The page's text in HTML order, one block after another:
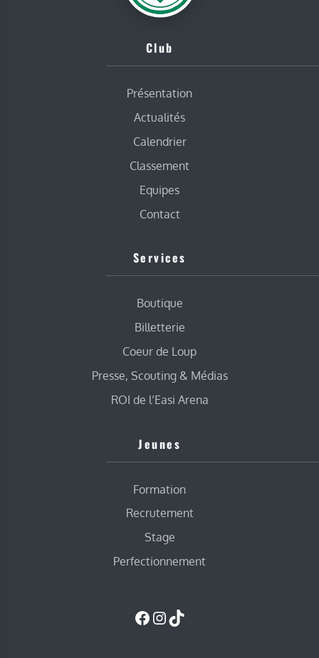
Club
Présentation
Actualités
Calendrier
Classement
Equipes
Contact
Services
Boutique
Billetterie
Coeur de Loup
Presse, Scouting & Médias
ROI de l’Easi Arena
Jeunes
Formation
Recrutement
Stage
Perfectionnement
Facebook
Instagram
TikTok